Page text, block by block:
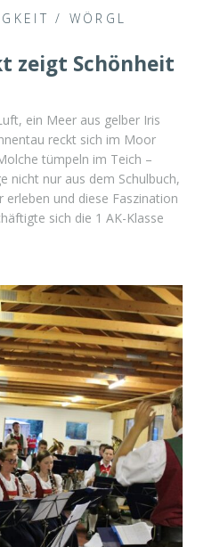
/ WÖRGL
zeigt Schönheit
ein Meer aus gelber Iris
reckt sich im Moor
tümpeln im Teich –
nicht nur aus dem Schulbuch,
und diese Faszination
sich die 1 AK-Klasse